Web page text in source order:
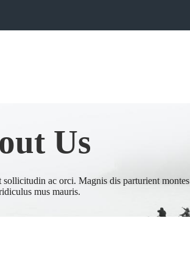
Us
ac orci. Magnis dis parturient montes
mus mauris.